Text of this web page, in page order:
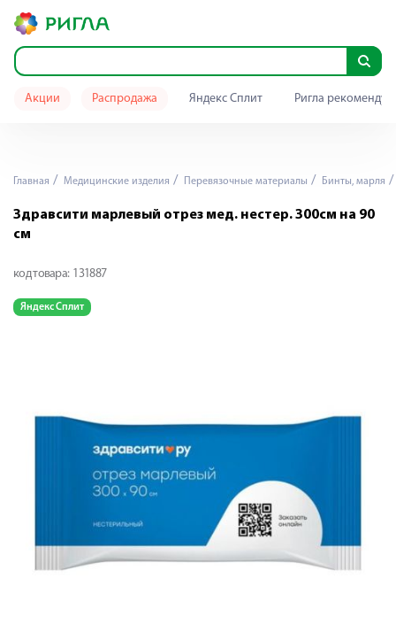
Акции Распродажа Яндекс Сплит Ригла
Главная Медицинские изделия Перевязочные материалы Бинты, марля
Здравсити марлевый отрез мед. нестер. 300см на 90
см
код товара: 131887
Яндекс Сплит